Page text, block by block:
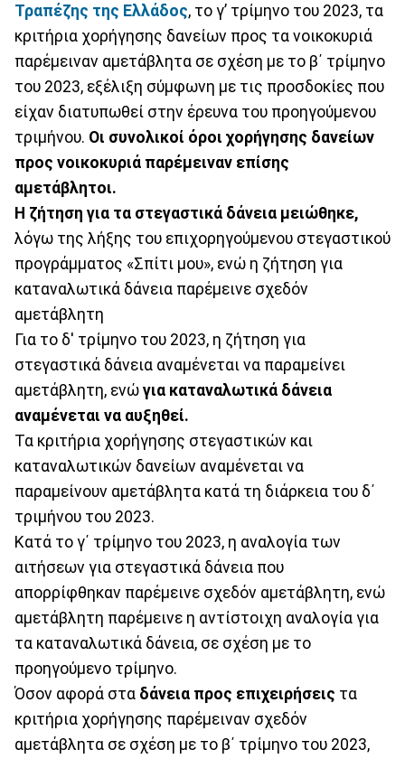
Τραπέζης της Ελλάδος, το γ’ τρίμηνο του 2023, τα
κριτήρια χορήγησης δανείων προς τα νοικοκυριά
παρέμειναν αμετάβλητα σε σχέση με το β΄ τρίμηνο
του 2023, εξέλιξη σύμφωνη με τις προσδοκίες που
είχαν διατυπωθεί στην έρευνα του προηγούμενου
τριμήνου. Οι συνολικοί όροι χορήγησης δανείων
προς νοικοκυριά παρέμειναν επίσης
αμετάβλητοι.
Η ζήτηση για τα στεγαστικά δάνεια μειώθηκε,
λόγω της λήξης του επιχορηγούμενου στεγαστικού
προγράμματος «Σπίτι μου», ενώ η ζήτηση για
καταναλωτικά δάνεια παρέμεινε σχεδόν
αμετάβλητη
Για το δ' τρίμηνο του 2023, η ζήτηση για
στεγαστικά δάνεια αναμένεται να παραμείνει
αμετάβλητη, ενώ για καταναλωτικά δάνεια
αναμένεται να αυξηθεί.
Τα κριτήρια χορήγησης στεγαστικών και
καταναλωτικών δανείων αναμένεται να
παραμείνουν αμετάβλητα κατά τη διάρκεια του δ΄
τριμήνου του 2023.
Κατά το γ΄ τρίμηνο του 2023, η αναλογία των
αιτήσεων για στεγαστικά δάνεια που
απορρίφθηκαν παρέμεινε σχεδόν αμετάβλητη, ενώ
αμετάβλητη παρέμεινε η αντίστοιχη αναλογία για
τα καταναλωτικά δάνεια, σε σχέση με το
προηγούμενο τρίμηνο.
Όσον αφορά στα δάνεια προς επιχειρήσεις τα
κριτήρια χορήγησης παρέμειναν σχεδόν
αμετάβλητα σε σχέση με το β΄ τρίμηνο του 2023,